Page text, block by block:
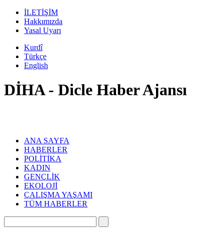
İLETİŞİM
Hakkımızda
Yasal Uyarı
Kurdî
Türkçe
English
DİHA - Dicle Haber Ajansı
ANA SAYFA
HABERLER
POLİTİKA
KADIN
GENÇLİK
EKOLOJİ
ÇALIŞMA YAŞAMI
TÜM HABERLER